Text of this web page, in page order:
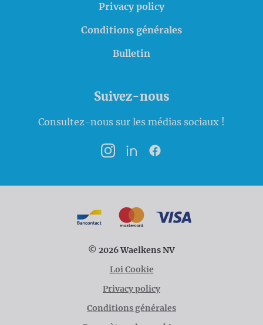
Privacy policy
Conditions générales
Bulletin
Suivez-nous
Consultez-nous sur les médias sociaux !
InstagramLinkedInFacebook
© 2026 Waelkens NV
Loi Cookie
Privacy policy
Conditions générales
Modalités de paiement
BancontactMasterCard
VISA